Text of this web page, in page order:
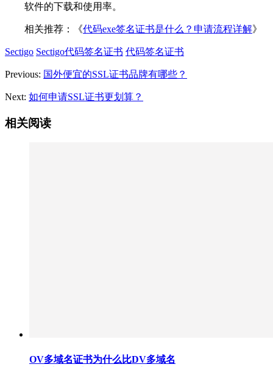
软件的下载和使用率。
相关推荐：《代码exe签名证书是什么？申请流程详解》
Sectigo Sectigo代码签名证书 代码签名证书
Previous: 国外便宜的SSL证书品牌有哪些？
Next: 如何申请SSL证书更划算？
相关阅读
OV多域名证书为什么比DV多域名